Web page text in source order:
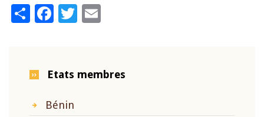
ShareFacebook
Twitter
Etats membres
Bénin